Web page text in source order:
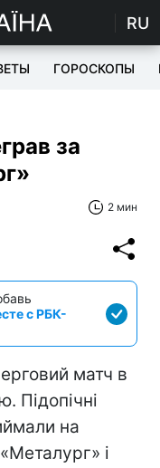
RU
ГОРОСКОПЫ
за
2 мин
с РБК-
матч в
Підопічні
на
і